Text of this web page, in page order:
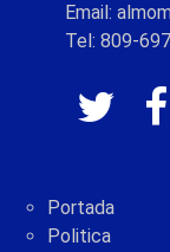
Email:
Tel: 809-
Portada
Politica